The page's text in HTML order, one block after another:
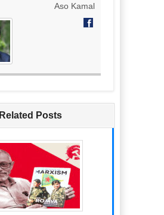
Aso Kamal
Related Posts